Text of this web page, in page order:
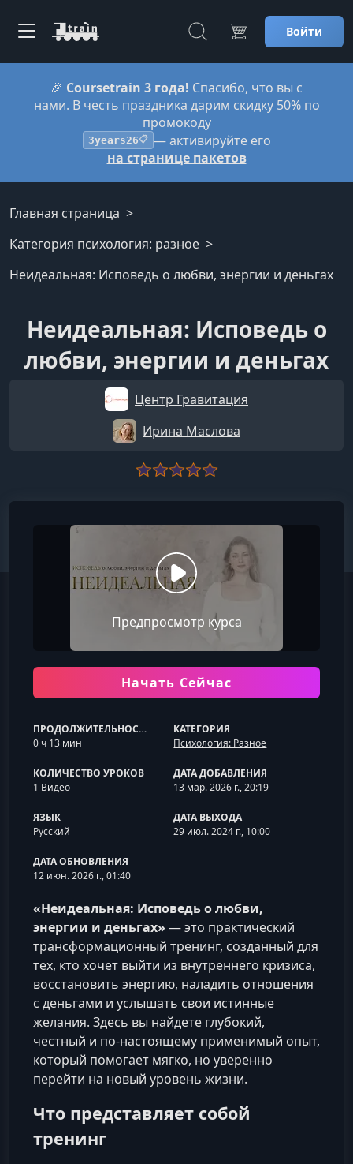
Войти
🎉 Coursetrain 3 года! Спасибо, что вы с
нами. В честь праздника дарим скидку 50% по
промокоду
3years26📋 — активируйте его
на странице пакетов
Главная страница
Категория психология: разное
Неидеальная: Исповедь о любви, энергии и деньгах
Неидеальная: Исповедь о
любви, энергии и деньгах
Центр Гравитация
Ирина Маслова
Предпросмотр курса
Начать Сейчас
ПРОДОЛЖИТЕЛЬНОСТЬ
0 ч 13 мин
КАТЕГОРИЯ
Психология: Разное
КОЛИЧЕСТВО УРОКОВ
1 Видео
ДАТА ДОБАВЛЕНИЯ
13 мар. 2026 г., 20:19
ЯЗЫК
Русский
ДАТА ВЫХОДА
29 июл. 2024 г., 10:00
ДАТА ОБНОВЛЕНИЯ
12 июн. 2026 г., 01:40
«Неидеальная: Исповедь о любви,
энергии и деньгах» — это практический
трансформационный тренинг, созданный для
тех, кто хочет выйти из внутреннего кризиса,
восстановить энергию, наладить отношения
с деньгами и услышать свои истинные
желания. Здесь вы найдете глубокий,
честный и по-настоящему применимый опыт,
который помогает мягко, но уверенно
перейти на новый уровень жизни.
Что представляет собой
тренинг